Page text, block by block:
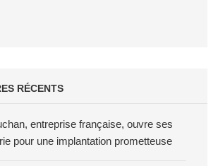
RÉCENTS
entreprise française, ouvre ses
pour une implantation prometteuse